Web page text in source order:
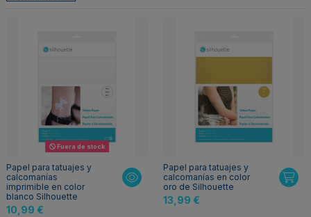
Fuera de stock
Papel para tatuajes y
calcomanías
imprimible en color
blanco Silhouette
10,99 €
Papel para tatuajes y
calcomanías en color
oro de Silhouette
13,99 €